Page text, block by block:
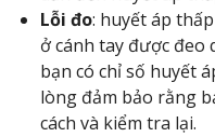
Lỗi đo: huyết áp
ở cánh tay được đeo
bạn có chỉ số huyết
lòng đảm bảo rằng
cách và kiểm tra lại.